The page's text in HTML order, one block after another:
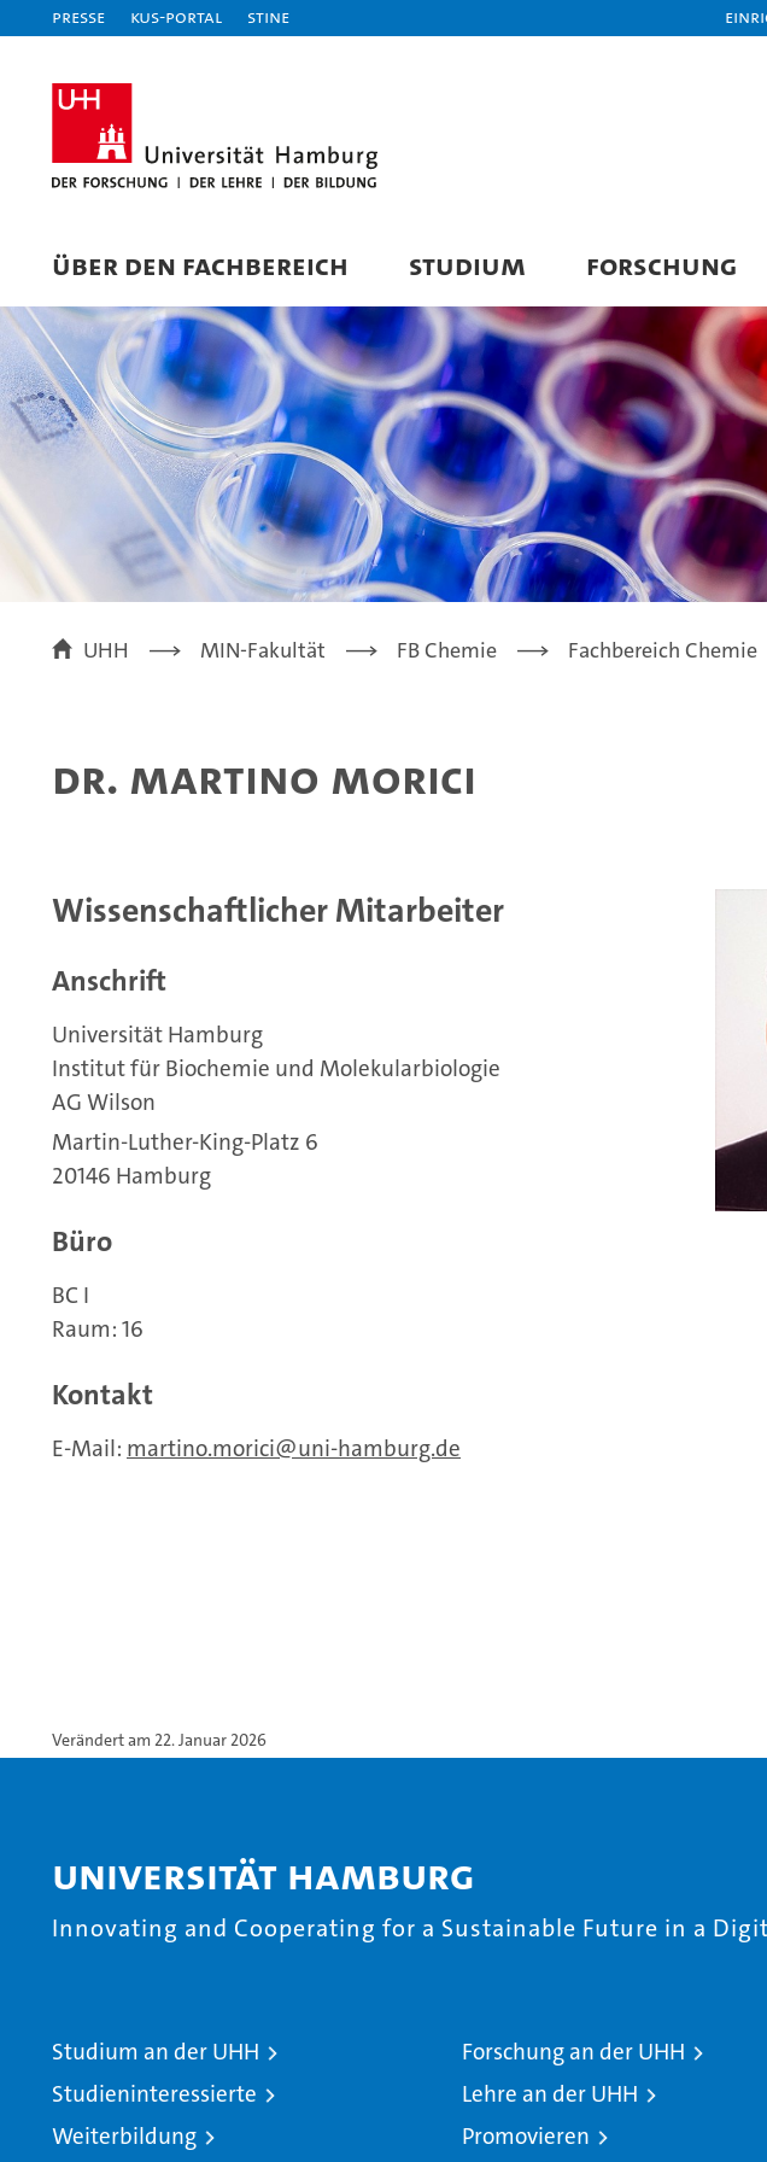
Presse KUS-Portal STiNE
ÜBER DEN FACHBEREICH STUDIUM FORSCHUNG
UHH MIN-Fakultät FB Chemie Fachbereich Chemie
Dr. Martino Morici
Wissenschaftlicher Mitarbeiter
Anschrift
Universität Hamburg
Institut für Biochemie und Molekularbiologie
AG Wilson
Martin-Luther-King-Platz 6
20146 Hamburg
Büro
BC I
Raum: 16
Kontakt
E-Mail: martino.morici uni-hamburg.de
Verändert am 22. Januar 2026
Universität Hamburg
Innovating and Cooperating for a Sustainable Future in a
Studium an der UHH
Studieninteressierte
Weiterbildung
Forschung an der UHH
Lehre an der UHH
Promovieren